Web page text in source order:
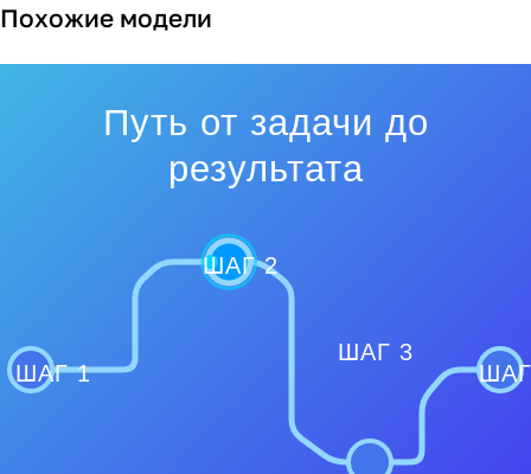
Похожие модели
Путь от задачи до
результата
ШАГ 1
ШАГ 2
ШАГ 3